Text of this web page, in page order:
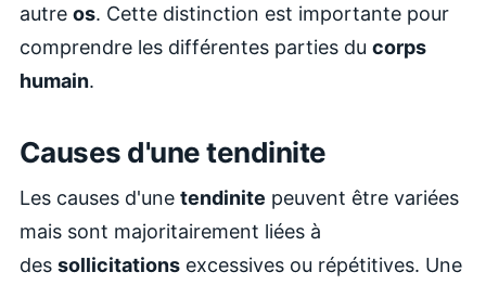
autre os. Cette distinction est importante pour
comprendre les différentes parties du corps
humain.
Causes d'une tendinite
Les causes d'une tendinite peuvent être variées
mais sont majoritairement liées à
des sollicitations excessives ou répétitives. Une